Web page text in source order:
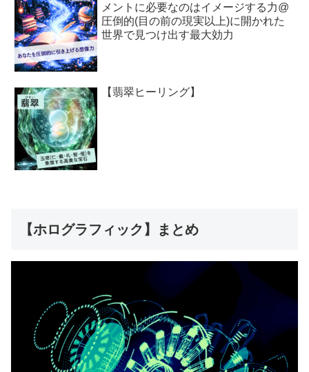
メントに必要なのはイメージする力@
圧倒的(目の前の現実以上)に開かれた
世界で見つけ出す最大効力
【翡翠ヒーリング】
【ホログラフィック】まとめ